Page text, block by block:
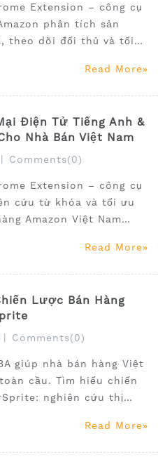
Extension – công cụ
phân tích sản
theo dõi đối thủ và tối
chỉ với một tiện ích mở
Read More
Điện Tử Tiếng Anh &
Nhà Bán Việt Nam
Comments(0)
Extension – công cụ
cứu từ khóa và tối ưu
Amazon Việt Nam
Read More
Lược Bán Hàng
Comments(0)
giúp nhà bán hàng Việt
cầu. Tìm hiểu chiến
nghiên cứu thị
Read More